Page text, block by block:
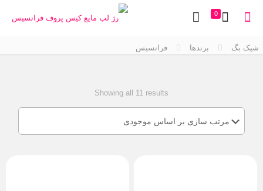
0
شیک بگ برندها فرانسیس
Showing all 11 results